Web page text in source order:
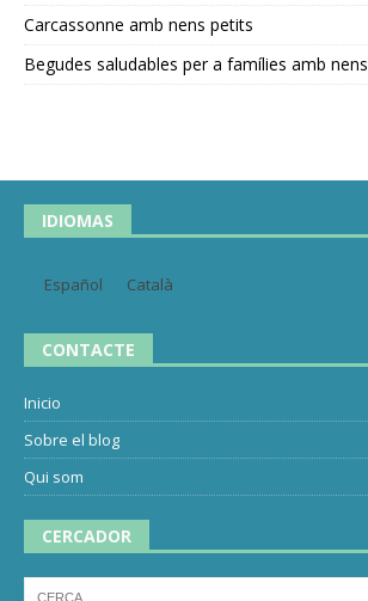
Carcassonne amb nens petits
Begudes saludables per a famílies amb nens
IDIOMAS
Español Català
CONTACTE
Inicio
Sobre el blog
Qui som
CERCADOR